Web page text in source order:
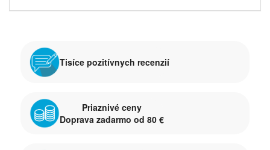
Tisíce pozitívnych recenzií
Priaznivé ceny
Doprava zadarmo od 80 €